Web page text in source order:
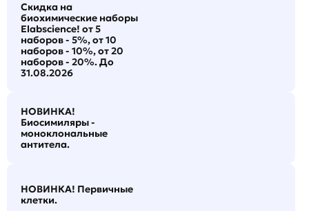
Скидка на
биохимические наборы
Elabscience! от 5
наборов - 5%, от 10
наборов - 10%, от 20
наборов - 20%. До
31.08.2026
НОВИНКА!
Биосимиляры -
моноклональные
антитела.
НОВИНКА! Первичные
клетки.